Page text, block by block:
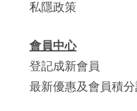
私隱政策
會員中心
登記成新會員
最新優惠及會員積分